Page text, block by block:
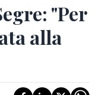
"Per
alla